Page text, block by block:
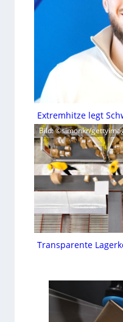
Extremhitze legt
Bild: ©simonkr/
Transparente